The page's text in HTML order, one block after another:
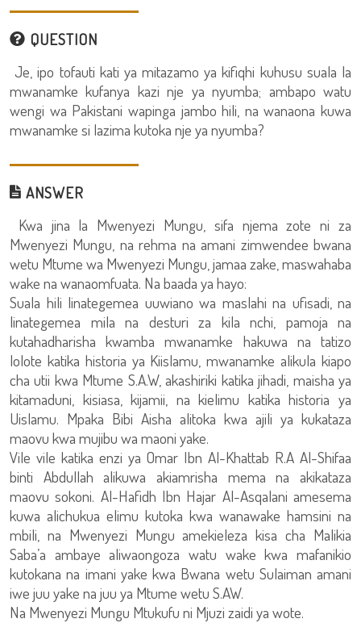
QUESTION
Je, ipo tofauti kati ya mitazamo ya kifiqhi kuhusu suala la
mwanamke kufanya kazi nje ya nyumba; ambapo watu
wengi wa Pakistani wapinga jambo hili, na wanaona kuwa
mwanamke si lazima kutoka nje ya nyumba?
ANSWER
Kwa jina la Mwenyezi Mungu, sifa njema zote ni za
Mwenyezi Mungu, na rehma na amani zimwendee bwana
wetu Mtume wa Mwenyezi Mungu, jamaa zake, maswahaba
wake na wanaomfuata. Na baada ya hayo:
Suala hili linategemea uuwiano wa maslahi na ufisadi, na
linategemea mila na desturi za kila nchi, pamoja na
kutahadharisha kwamba mwanamke hakuwa na tatizo
lolote katika historia ya Kiislamu, mwanamke alikula kiapo
cha utii kwa Mtume S.A.W, akashiriki katika jihadi, maisha ya
kitamaduni, kisiasa, kijamii, na kielimu katika historia ya
Uislamu. Mpaka Bibi Aisha alitoka kwa ajili ya kukataza
maovu kwa mujibu wa maoni yake.
Vile vile katika enzi ya Omar Ibn Al-Khattab R.A Al-Shifaa
binti Abdullah alikuwa akiamrisha mema na akikataza
maovu sokoni. Al-Hafidh Ibn Hajar Al-Asqalani amesema
kuwa alichukua elimu kutoka kwa wanawake hamsini na
mbili, na Mwenyezi Mungu amekieleza kisa cha Malikia
Saba’a ambaye aliwaongoza watu wake kwa mafanikio
kutokana na imani yake kwa Bwana wetu Sulaiman amani
iwe juu yake na juu ya Mtume wetu S.AW.
Na Mwenyezi Mungu Mtukufu ni Mjuzi zaidi ya wote.